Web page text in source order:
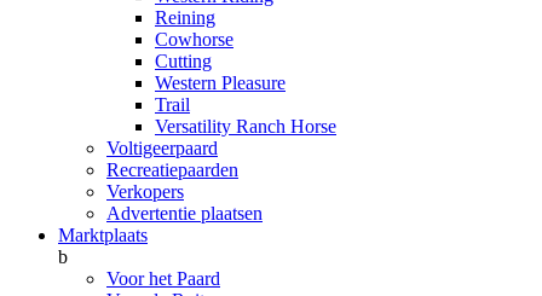
Reining
Cowhorse
Cutting
Western Pleasure
Trail
Versatility Ranch Horse
Voltigeerpaard
Recreatiepaarden
Verkopers
Advertentie plaatsen
Marktplaats
b
Voor het Paard